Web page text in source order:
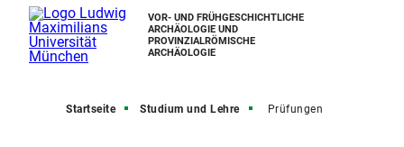
VOR- UND FRÜHGESCHICHTLICHE
ARCHÄOLOGIE UND
PROVINZIALRÖMISCHE
ARCHÄOLOGIE
Startseite Studium und Lehre Prüfungen